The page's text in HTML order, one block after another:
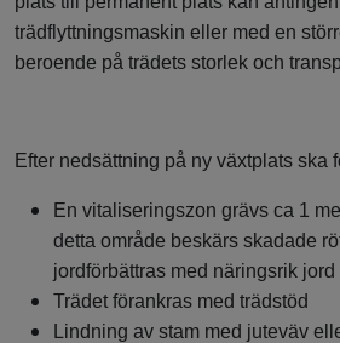
trädflyttningsmaskin eller med en
beroende på trädets storlek och
Efter nedsättning på ny växtplats ska
En vitaliseringszon grävs ca 1
detta område beskärs skadade
jordförbättras med näringsrik jord
Trädet förankras med trädstöd
Lindning av stam med juteväv